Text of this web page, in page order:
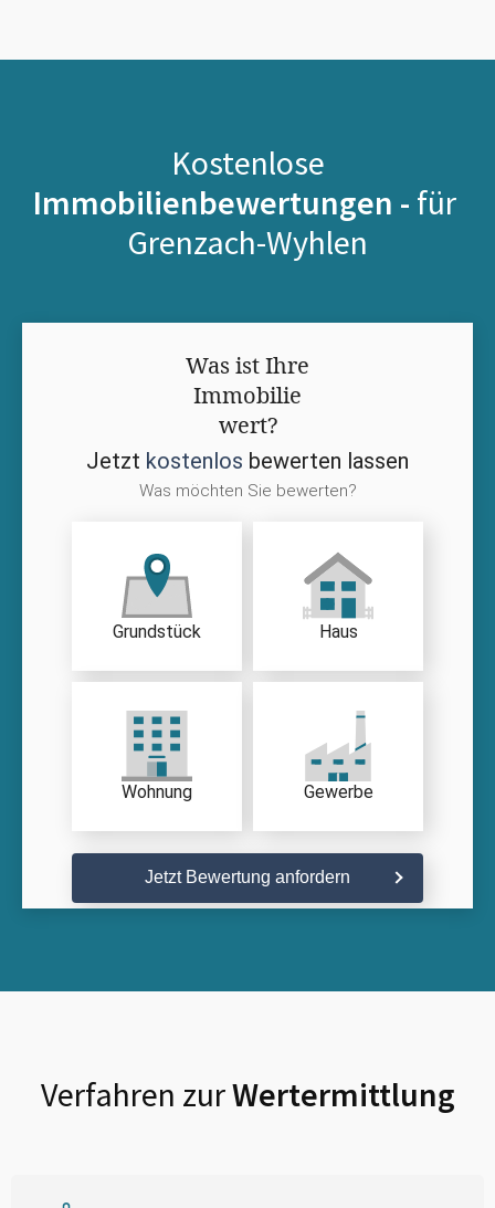
Kostenlose
Immobilienbewertungen - für
Grenzach-Wyhlen
Was ist Ihre
Immobilie
wert?
Jetzt kostenlos bewerten lassen
Was möchten Sie bewerten?
Grundstück Haus
Wohnung Gewerbe
Jetzt Bewertung anfordern
Verfahren zurWertermittlung